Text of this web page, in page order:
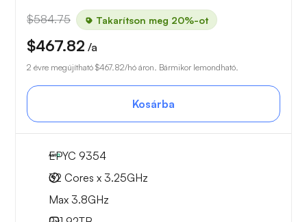
$584.75 Takarítson meg 20%-ot
$467.82 /a
2 évre megújítható $467.82/hó áron. Bármikor lemondható.
Kosárba
EPYC 9354
32 Cores x 3.25GHz
Max 3.8GHz